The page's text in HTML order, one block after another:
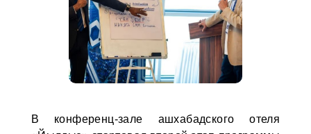
В конференц-зале ашхабадского отеля